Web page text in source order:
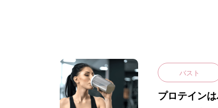
バスト
プロテイン